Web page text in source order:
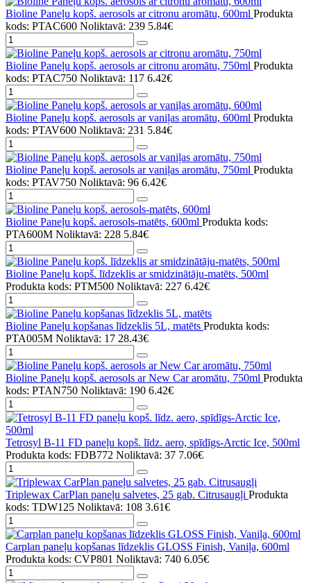
Bioline Paneļu kopš. aerosols ar citronu aromātu, 600ml Produkta
kods: PTAC600 Noliktavā: 239 5.84€
Bioline Paneļu kopš. aerosols ar citronu aromātu, 750ml Produkta
kods: PTAC750 Noliktavā: 117 6.42€
Bioline Paneļu kopš. aerosols ar vaniļas aromātu, 600ml Produkta
kods: PTAV600 Noliktavā: 231 5.84€
Bioline Paneļu kopš. aerosols ar vaniļas aromātu, 750ml Produkta
kods: PTAV750 Noliktavā: 96 6.42€
Bioline Paneļu kopš. aerosols-matēts, 600ml Produkta kods:
PTA600M Noliktavā: 228 5.84€
Bioline Paneļu kopš. līdzeklis ar smidzinātāju-matēts, 500ml
Produkta kods: PTM500 Noliktavā: 227 6.42€
Bioline Paneļu kopšanas līdzeklis 5L, matēts Produkta kods:
PTA005M Noliktavā: 17 28.43€
Bioline Paneļu kopš. aerosols ar New Car aromātu, 750ml Produkta
kods: PTAN750 Noliktavā: 190 6.42€
Tetrosyl B-11 FD paneļu kopš. līdz. aero, spīdīgs-Arctic Ice, 500ml
Produkta kods: FDB772 Noliktavā: 37 7.06€
Triplewax CarPlan paneļu salvetes, 25 gab. Citrusaugļi Produkta
kods: TDW125 Noliktavā: 108 3.61€
Carplan paneļu kopšanas līdzeklis GLOSS Finish, Vaniļa, 600ml
Produkta kods: CVP801 Noliktavā: 740 6.05€